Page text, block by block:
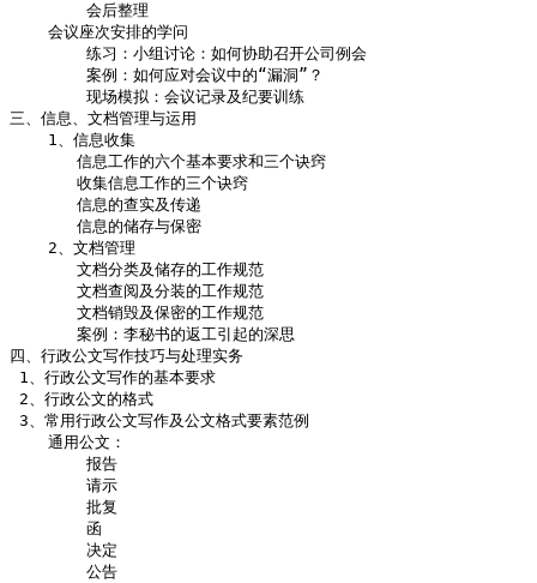
        会后整理
    会议座次安排的学问
        练习：小组讨论：如何协助召开公司例会
        案例：如何应对会议中的“漏洞”？
        现场模拟：会议记录及纪要训练
三、信息、文档管理与运用
    1、信息收集
       信息工作的六个基本要求和三个诀窍
       收集信息工作的三个诀窍
       信息的查实及传递
       信息的储存与保密
    2、文档管理
       文档分类及储存的工作规范
       文档查阅及分装的工作规范
       文档销毁及保密的工作规范
       案例：李秘书的返工引起的深思
四、行政公文写作技巧与处理实务
1、行政公文写作的基本要求
2、行政公文的格式
3、常用行政公文写作及公文格式要素范例
    通用公文：
        报告
        请示
        批复
        函
        决定
        公告